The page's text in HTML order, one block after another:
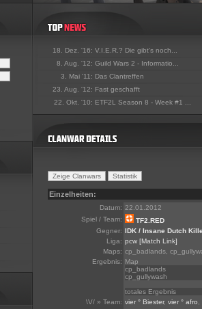
18. Dez. '16: V.I.E.R.? Die gibt's noch...
8. Aug. '12: Guild Wars 2 - Informatio...
3. Mai '11: Das Clantreffen
23. Aug. '12: Fast geschafft
22. Okt. '10: ETF2L Season 8 - Week #1 ...
Einzelheiten:
Datum: 22.01.2012
Spiel / Team:
TF2.RED
Gegner: IDK / Insane Dutch
Liga: pcw [Match Link]
Maps: cp_badlands,
Ergebnis: Map
cp_badlands
cp_gullywash
totales Ergebnis
\V/ » Team: vier ° Biester, vier ° afro